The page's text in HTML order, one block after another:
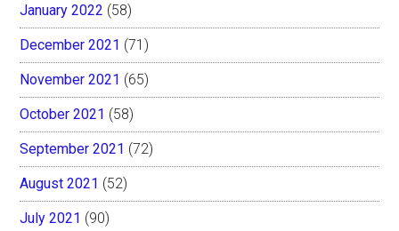
January 2022 (58)
December 2021 (71)
November 2021 (65)
October 2021 (58)
September 2021 (72)
August 2021 (52)
July 2021 (90)